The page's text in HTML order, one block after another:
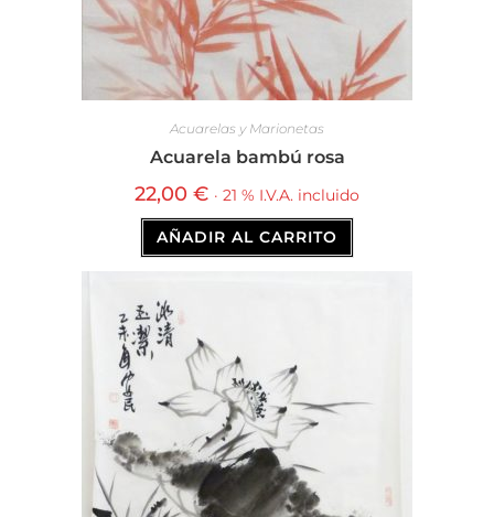
Acuarelas y Marionetas
Acuarela bambú rosa
22,00 € · 21 % I.V.A. incluido
AÑADIR AL CARRITO